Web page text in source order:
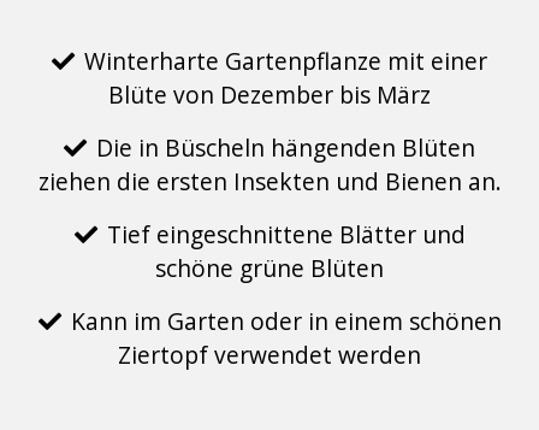
Winterharte Gartenpflanze mit einer
Blüte von Dezember bis März
Die in Büscheln hängenden Blüten
ziehen die ersten Insekten und Bienen an.
Tief eingeschnittene Blätter und
schöne grüne Blüten
Kann im Garten oder in einem schönen
Ziertopf verwendet werden